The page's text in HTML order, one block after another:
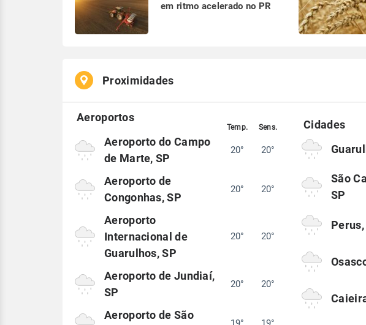
em ritmo acelerado no PR
Proximidades
Aeroporto do Campo
de Marte, SP
20° 20°
Aeroporto de
Congonhas, SP
20° 20°
Aeroporto
Internacional de
Guarulhos, SP
20° 20°
Aeroporto de Jundiaí,
SP
20° 20°
Aeroporto de São
São
SP
Perus,